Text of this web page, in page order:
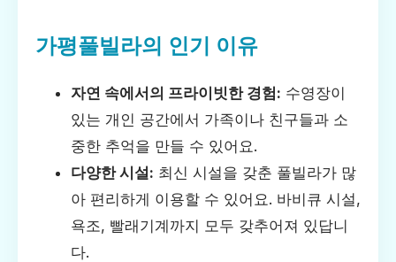
가평풀빌라의 인기 이유
자연 속에서의 프라이빗한 경험: 수영장이
있는 개인 공간에서 가족이나 친구들과 소
중한 추억을 만들 수 있어요.
다양한 시설: 최신 시설을 갖춘 풀빌라가 많
아 편리하게 이용할 수 있어요. 바비큐 시설,
욕조, 빨래기계까지 모두 갖추어져 있답니
다.